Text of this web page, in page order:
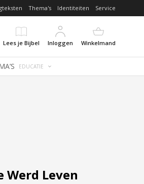
Thema's Identiteiten Service
Lees je Bijbel
Inloggen Winkelmand
EDUCATIE
Werd Leven